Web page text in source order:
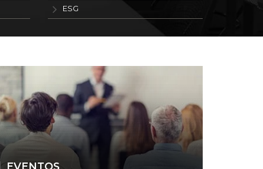
ESG